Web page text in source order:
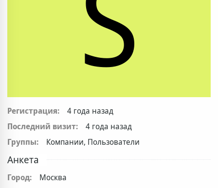
Регистрация:
4 года назад
Последний визит:
4 года назад
Группы:
Компании, Пользователи
Анкета
Город: Москва